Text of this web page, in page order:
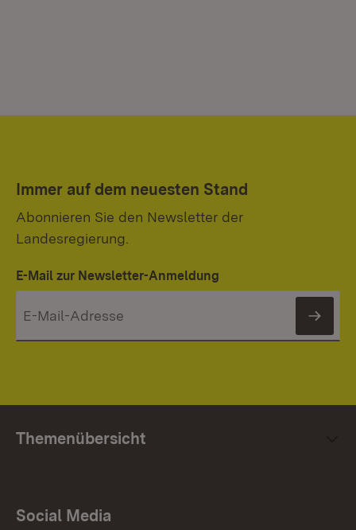
Immer auf dem neuesten Stand
Abonnieren Sie den Newsletter der
Landesregierung.
E-Mail zur Newsletter-Anmeldung
Themenübersicht
Social Media